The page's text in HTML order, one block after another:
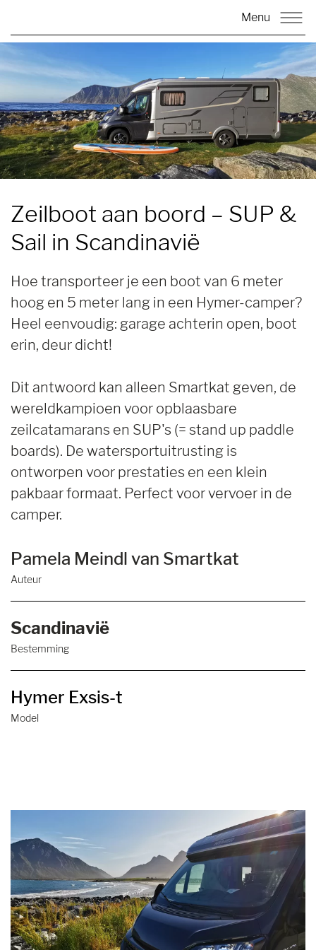
Menu
Zeilboot aan boord – SUP &
Sail in Scandinavië
Hoe transporteer je een boot van 6 meter
hoog en 5 meter lang in een Hymer-camper?
Heel eenvoudig: garage achterin open, boot
erin, deur dicht!
Dit antwoord kan alleen Smartkat geven, de
wereldkampioen voor opblaasbare
zeilcatamarans en SUP's (= stand up paddle
boards). De watersportuitrusting is
ontworpen voor prestaties en een klein
pakbaar formaat. Perfect voor vervoer in de
camper.
Pamela Meindl van Smartkat
Auteur
Bestemming
Scandinavië
Model
Hymer Exsis-t